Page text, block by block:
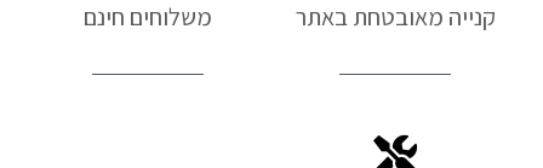
קנייה מאובטחת באתר משלוחים חינם